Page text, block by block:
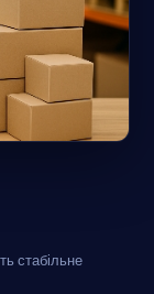
стабільне